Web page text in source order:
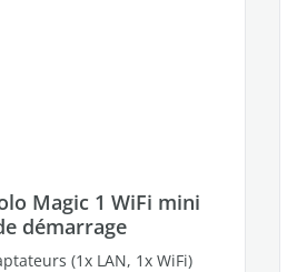
Magic 1 WiFi mini
démarrage
(1x LAN, 1x WiFi)